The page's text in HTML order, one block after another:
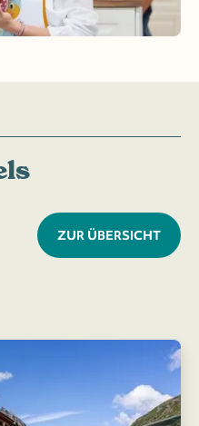
ZUR ÜBERSICHT